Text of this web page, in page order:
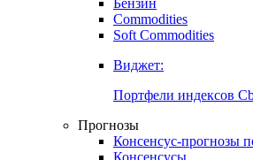
Commodities
Soft Commodities
Виджет:
Портфели индексов
Прогнозы
Консенсус-прогнозы
Консенсусы